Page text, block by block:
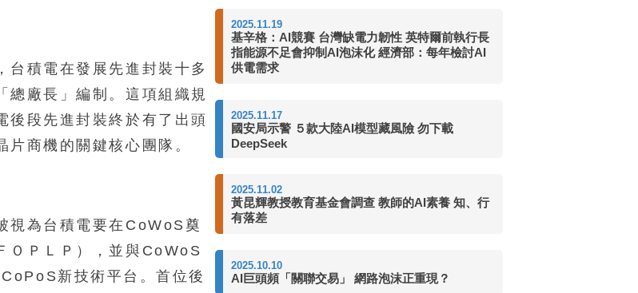
台積電在發展先進封裝十多
總廠長」編制。這項組織規
後段先進封裝終於有了出頭
商機的關鍵核心團隊。
視為台積電要在CoWoS奠
ＯＰＬＰ），並與CoWoS
新技術平台。首位後
2025.11.19
基辛格：AI競賽 台灣缺電力韌性 英特爾前執行長
指能源不足會抑制AI泡沫化 經濟部：每年檢討AI
供電需求
2025.11.17
國安局示警 ５款大陸AI模型藏風險 勿下載
DeepSeek
2025.11.02
黃昆輝教授教育基金會調查 教師的AI素養 知、行
有落差
2025.10.10
AI巨頭頻「關聯交易」 網路泡沫正重現？